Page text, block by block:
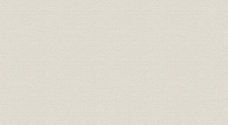
歴代所長
第2編 経営管理
第1章 職制
1. 概況
2. 創業時代(明治38年~大正2年)
3. 第1次世界大戦から不況時代まで(大正3年~昭和6年)